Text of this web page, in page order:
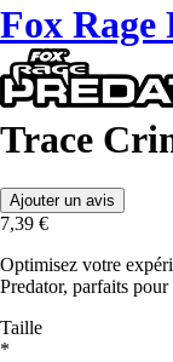
Fox Rage
Trace
Ajouter un avis
7,39 €
Optimisez votre
Predator, parfaits
Taille
*